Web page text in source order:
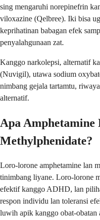
sing mengaruhi norepinefrin
viloxazine (Qelbree). Iki bisa
keprihatinan babagan efek
penyalahgunaan zat.
Kanggo narkolepsi, alternatif
(Nuvigil), utawa sodium
nimbang gejala tartamtu,
alternatif.
Apa
Methylphenidate?
Loro-lorone amphetamine lan
tinimbang liyane. Loro-lorone
efektif kanggo ADHD, lan
respon individu lan toleransi
luwih apik kanggo obat-obatan